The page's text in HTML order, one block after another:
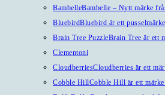
BambelleBambelle – Nytt märke
BluebirdBluebird är ett
Brain Tree PuzzleBrain Tree är ett
Clementoni
CloudberriesCloudberries är ett
Cobble HillCobble Hill är ett märke